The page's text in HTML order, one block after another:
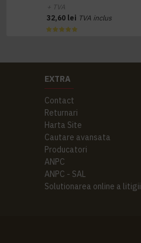
+ TVA
32,60 lei TVA inclus
EXTRA
Contact
Returnari
Harta Site
Cautare avansata
Producatori
ANPC
ANPC - SAL
Solutionarea online a